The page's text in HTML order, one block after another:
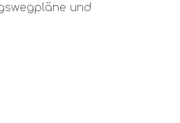
und